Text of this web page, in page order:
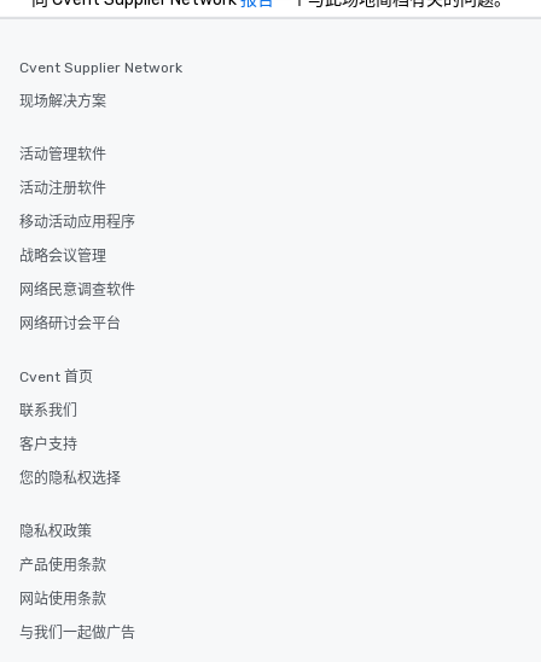
Cvent Supplier Network
现场解决方案
活动管理软件
活动注册软件
移动活动应用程序
战略会议管理
网络民意调查软件
网络研讨会平台
Cvent 首页
联系我们
客户支持
您的隐私权选择
隐私权政策
产品使用条款
网站使用条款
与我们一起做广告